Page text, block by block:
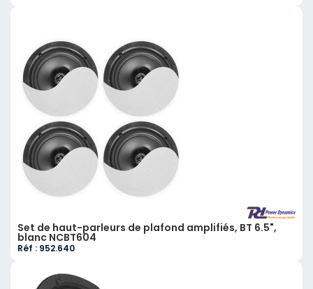
Set de haut-parleurs de plafond amplifiés, BT 6.5",
blanc NCBT604
Réf : 952.640